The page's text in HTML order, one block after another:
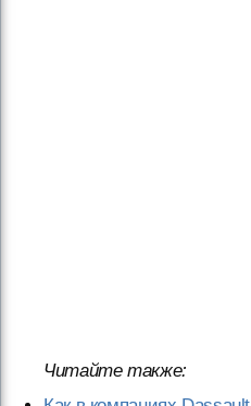
Читайте также: